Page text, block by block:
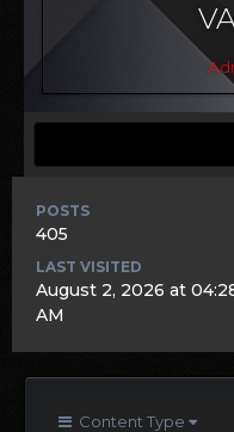
POSTS
405
LAST VISITED
August 2, 2026 at
AM
Content Type